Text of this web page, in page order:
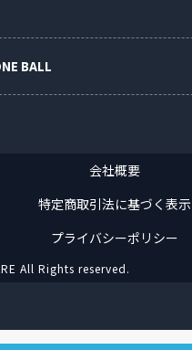
BALL
会社概要
特定商取引法に基づく表示
プライバシーポリシー
All Rights reserved.